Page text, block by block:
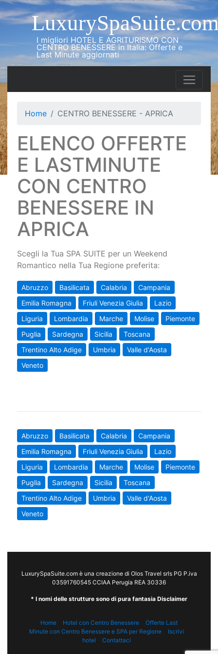
I migliori HOTEL E AGRITURISMO CON
CENTRO BENESSERE in Italia: Offerte e
Last Minute aggiornati
Home CENTRO BENESSERE - APRICA
ELENCO OFFERTE
E LASTMINUTE
CON CENTRO
BENESSERE IN
APRICA
Scegli la Tua SPA SUITE per un Weekend
Romantico nella Tua Regione preferita:
Abruzzo Basilicata Calabria
Campania
Emilia Romagna
Friuli Venezia Giulia
Lazio
Liguria
Lombardia Marche Molise
Piemonte
Puglia
Sardegna Sicilia
Toscana
Trentino Alto Adige
Umbria
Valle d'Aosta
Veneto
Abruzzo Basilicata Calabria
Campania
Emilia Romagna
Friuli Venezia Giulia
Lazio
Liguria
Lombardia Marche Molise
Piemonte
Puglia
Sardegna Sicilia
Toscana
Trentino Alto Adige
Umbria
Valle d'Aosta
Veneto
LuxurySpaSuite.com è una creazione di Olos Travel srls PG P.iva
03591760545 CCIAA Perugia REA 30336
* I nomi delle strutture sono di pura fantasia Disclaimer
Home Hotel con Centro Benessere
Offerte Last
Minute con Centro Benessere e SPA per Regione
Iscrivi
hotel
Contattaci